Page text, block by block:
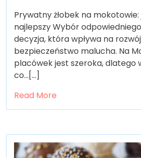
Prywatny żłobek na
najlepszy Wybór
decyzja, która wpływa na
bezpieczeństwo malucha. Na
placówek jest szeroka, dlatego
co…[...]
Read More